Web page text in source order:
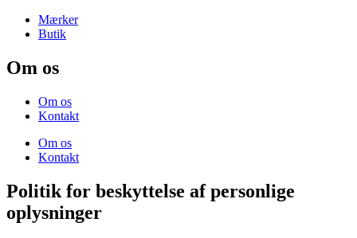
Mærker
Butik
Om os
Om os
Kontakt
Om os
Kontakt
Politik for beskyttelse af personlige
oplysninger